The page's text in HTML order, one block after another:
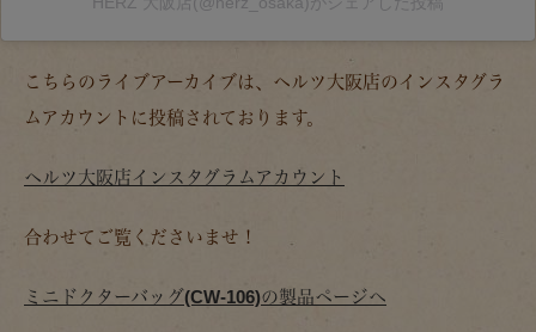
こちらのライブアーカイブは、ヘルツ大阪店のインスタグラ
ムアカウントに投稿されております。
ヘルツ大阪店インスタグラムアカウント
合わせてご覧くださいませ！
ミニドクターバッグ(CW-106)の製品ページへ